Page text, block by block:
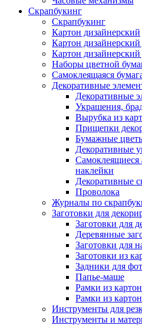
Скрапбукинг
Скрапбукинг
Картон дизайнерский
Картон
Картон
Наборы цветной
Самоклеящаяся
Декоративные
Декоративные
Украшения,
Вырубка из
Прищепки
Бумажные
Декоративные
Самоклеящиеся
наклейки
Декоративные
Проволока
Журналы по
Заготовки для
Заготовки для
Деревянные
Заготовки для
Заготовки из
Задники для
Папье-маше
Рамки из
Рамки из
Инструменты для
Инструменты и